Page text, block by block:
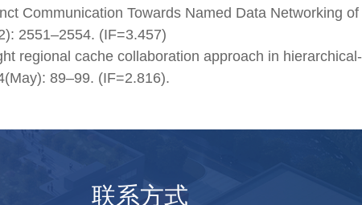
Communication Towards Named Data Networking of
2551–2554. (IF=3.457)
regional cache collaboration approach in hierarchical-
89–99. (IF=2.816).
联系方式